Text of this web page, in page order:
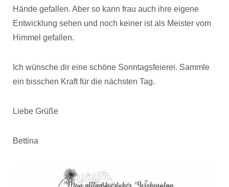
Hände gefallen. Aber so kann frau auch ihre eigene
Entwicklung sehen und noch keiner ist als Meister vom
Himmel gefallen.
Ich wünsche dir eine schöne Sonntagsfeierei. Sammle
ein bisschen Kraft für die nächsten Tag.
Liebe Grüße
Bettina